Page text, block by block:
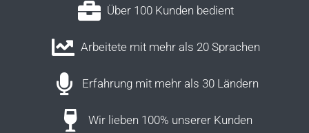
Über 100 Kunden bedient
Arbeitete mit mehr als 20 Sprachen
Erfahrung mit mehr als 30 Ländern
Wir lieben 100% unserer Kunden